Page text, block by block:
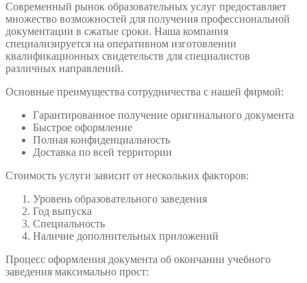
Современный рынок образовательных услуг предоставляет
множество возможностей для получения профессиональной
документации в сжатые сроки. Наша компания
специализируется на оперативном изготовлении
квалификационных свидетельств для специалистов
различных направлений.
Основные преимущества сотрудничества с нашей фирмой:
Гарантированное получение оригинального документа
Быстрое оформление
Полная конфиденциальность
Доставка по всей территории
Стоимость услуги зависит от нескольких факторов:
Уровень образовательного заведения
Год выпуска
Специальность
Наличие дополнительных приложений
Процесс оформления документа об окончании учебного
заведения максимально прост: